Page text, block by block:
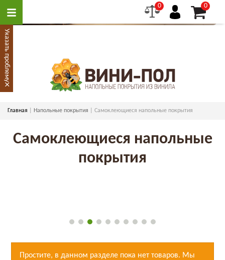
0 0
Главная Напольные покрытия Самоклеющиеся напольные покрытия
Самоклеющиеся напольные
покрытия
Простите, в данном разделе пока нет товаров. Мы
Указать проблему
×